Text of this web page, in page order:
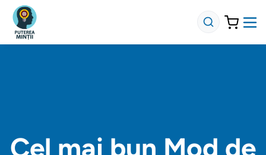
Cel mai bun Mod de